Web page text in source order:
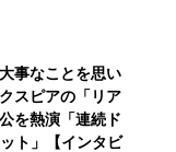
事なことを思い
スピアの「リア
を熱演「連続ド
ト」【インタビ